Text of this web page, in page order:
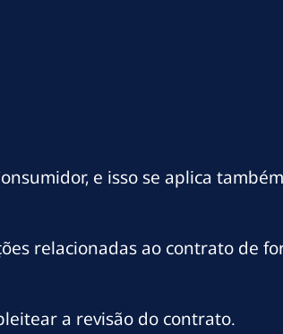
e isso se aplica
relacionadas ao contrato de
a revisão do contrato.